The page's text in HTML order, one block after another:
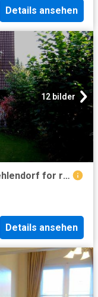
Details ansehen
12 bilder
Furnished house with garden in Zehlendorf for rent for 3 5 months, Berlin Amsterdam Apartments for Rent
Details ansehen